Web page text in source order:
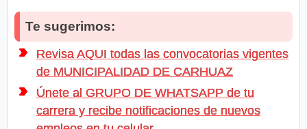
Te sugerimos:
Revisa AQUI todas las convocatorias vigentes
de MUNICIPALIDAD DE CARHUAZ
Únete al GRUPO DE WHATSAPP de tu
carrera y recibe notificaciones de nuevos